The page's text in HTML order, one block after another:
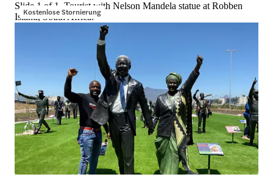
Kostenlose Stornierung
Slide 1 of 1, Tourist with Nelson Mandela statue at Robben
Island, South Africa.